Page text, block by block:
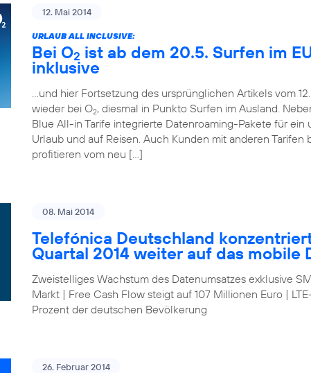
12. Mai 2014
URLAUB ALL INCLUSIVE:
Bei O2 ist ab dem 20.5. Surfen im
inklusive
…und hier Fortsetzung des ursprünglichen Artikels vom
wieder bei O2, diesmal in Punkto Surfen im Ausland.
Blue All-in Tarife integrierte Datenroaming-Pakete für
Urlaub und auf Reisen. Auch Kunden mit anderen
profitieren vom neu […]
08. Mai 2014
Telefónica Deutschland
Quartal 2014 weiter auf das mobile
Zweistelliges Wachstum des Datenumsatzes exklusive
Markt | Free Cash Flow steigt auf 107 Millionen Euro |
Prozent der deutschen Bevölkerung
26. Februar 2014